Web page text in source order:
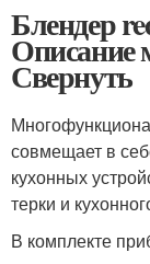
Блендер
Описание
Свернуть
совмещает в
кухонных
терки и
В комплекте